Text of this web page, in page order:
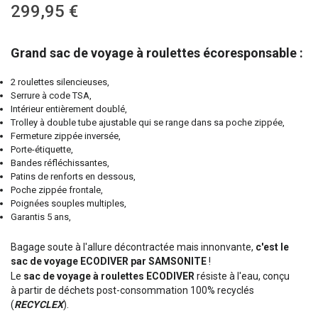
299,95 €
Grand sac de voyage à roulettes écoresponsable :
2 roulettes silencieuses,
Serrure à code TSA,
Intérieur entièrement doublé,
Trolley à double tube ajustable qui se range dans sa poche zippée,
Fermeture zippée inversée,
Porte-étiquette,
Bandes réfléchissantes,
Patins de renforts en dessous,
Poche zippée frontale,
Poignées souples multiples,
Garantis 5 ans,
Bagage soute à l'allure décontractée mais innonvante, c'est le
sac de voyage ECODIVER par SAMSONITE!
Le sac de voyage à roulettes ECODIVERrésiste à l'eau, conçu
à partir de déchets post-consommation 100% recyclés
(RECYCLEX).